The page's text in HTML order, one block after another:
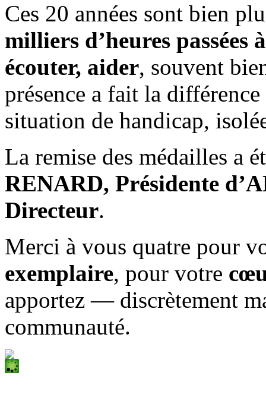
Ces 20 années sont bien
milliers d’heures passées
écouter, aider, souvent
présence a fait la
situation de handicap,
La remise des médailles a
RENARD, Présidente
Directeur.
Merci à vous quatre pour
exemplaire, pour votre
apportez — discrètement
communauté.